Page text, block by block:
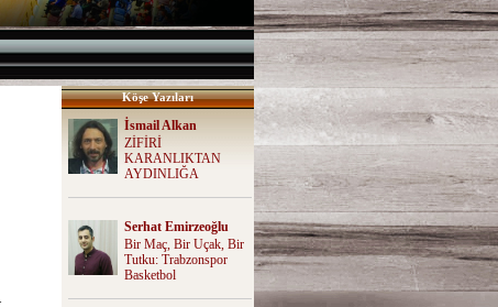
Köşe Yazıları
İsmail Alkan
ZİFİRİ
KARANLIKTAN
AYDINLIĞA
Serhat Emirzeoğlu
Bir Maç, Bir Uçak, Bir
Tutku: Trabzonspor
Basketbol